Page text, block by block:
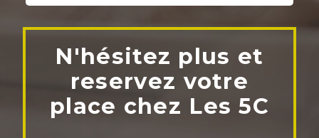
N'hésitez plus et
reservez votre
place chez Les 5C